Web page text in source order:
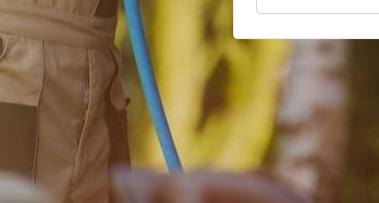
Laadpalen
Loodgieter
Ongediertebestrijding